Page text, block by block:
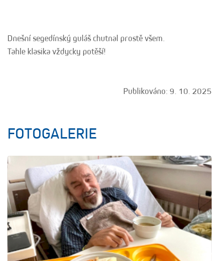
Dnešní segedínský guláš chutnal prostě všem.
Tahle klasika vždycky potěší!
Publikováno: 9. 10. 2025
FOTOGALERIE